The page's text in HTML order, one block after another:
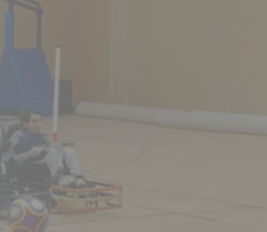
costa y las